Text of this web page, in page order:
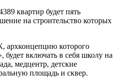
квартир будет пять
на строительство которых
архконцепцию которого
будет включать в себя школу на
медцентр, детские
площадь и сквер.